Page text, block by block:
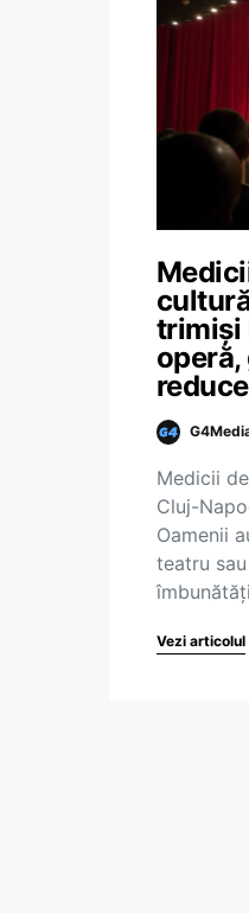
trimiși
Medicii
Cluj-
Oamenii
teatru
Vezi articolul